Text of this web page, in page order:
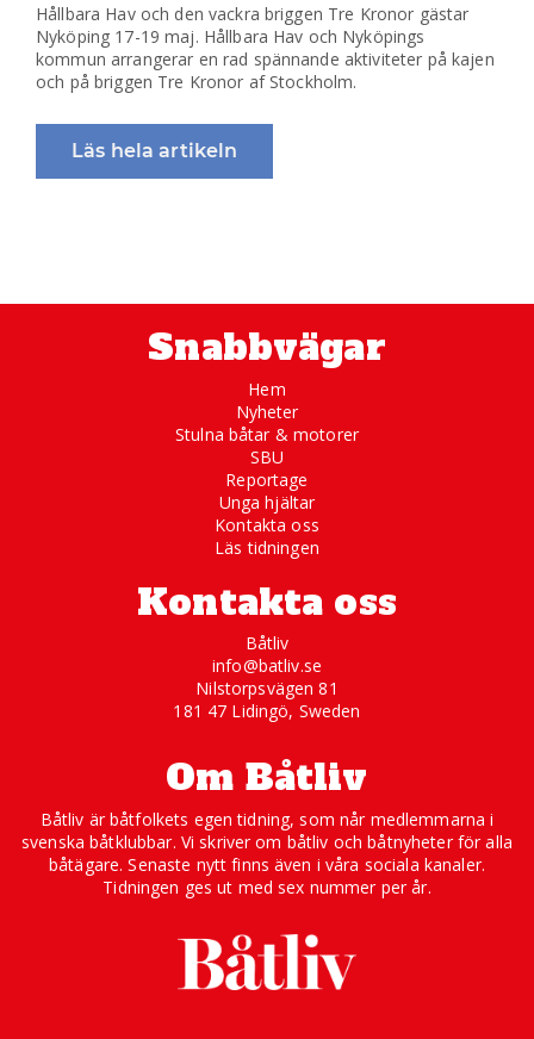
Hållbara Hav och den vackra briggen Tre Kronor gästar
Nyköping 17-19 maj. Hållbara Hav och Nyköpings
kommun arrangerar en rad spännande aktiviteter på kajen
och på briggen Tre Kronor af Stockholm.
Läs hela artikeln
Snabbvägar
Hem
Nyheter
Stulna båtar & motorer
SBU
Reportage
Unga hjältar
Kontakta oss
Läs tidningen
Kontakta oss
Båtliv
info@batliv.se
Nilstorpsvägen 81
181 47 Lidingö, Sweden
Om Båtliv
Båtliv är båtfolkets egen tidning, som når medlemmarna i
svenska båtklubbar. Vi skriver om båtliv och båtnyheter för alla
båtägare. Senaste nytt finns även i våra sociala kanaler.
Tidningen ges ut med sex nummer per år.